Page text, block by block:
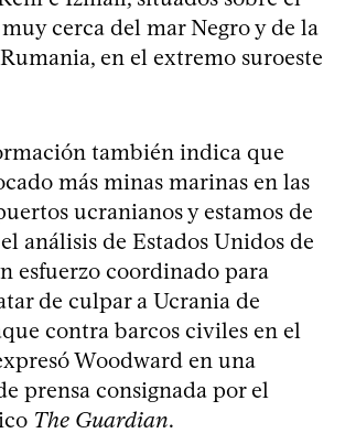
cerca del mar Negro y de la
en el extremo suroeste
también indica que
más minas marinas en las
ucranianos y estamos de
análisis de Estados Unidos de
esfuerzo coordinado para
de culpar a Ucrania de
contra barcos civiles en el
Woodward en una
prensa consignada por el
The Guardian.